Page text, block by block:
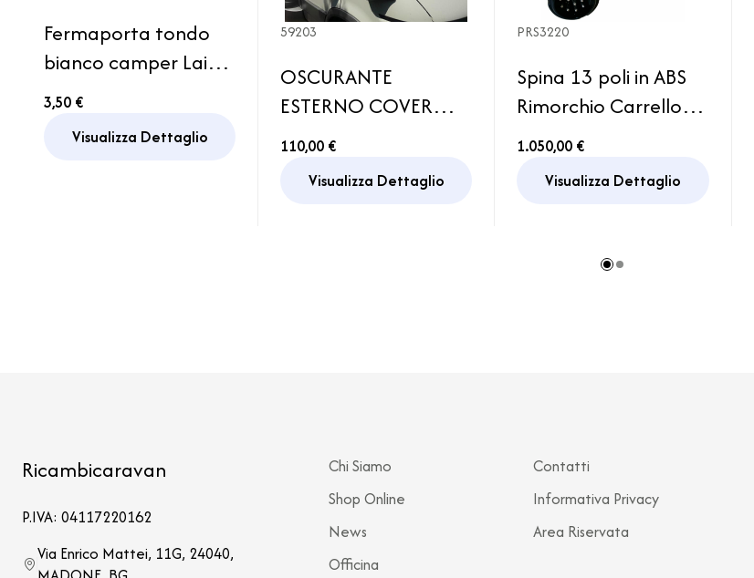
Fermaporta tondo
bianco camper Laika
Porta Gavone
3,50 €
Visualizza Dettaglio
59203
OSCURANTE
ESTERNO COVER
CLASS CXP FIAT
07/2006- 06/2014
110,00 €
Visualizza Dettaglio
PRS3220
Spina 13 poli in ABS
Rimorchio Carrello
Caravan
1.050,00 €
Visualizza Dettaglio
Ricambicaravan
P.IVA: 04117220162
Via Enrico Mattei, 11G, 24040,
Chi Siamo
Shop Online
News
Officina
Contatti
Informativa Privacy
Area Riservata